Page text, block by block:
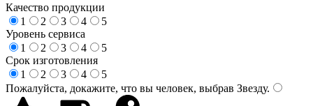
Качество продукции
1
2 3 4
5
Уровень сервиса
1
2 3 4
5
Срок изготовления
1
2 3 4
5
Пожалуйста, докажите, что вы человек, выбрав Звезду.